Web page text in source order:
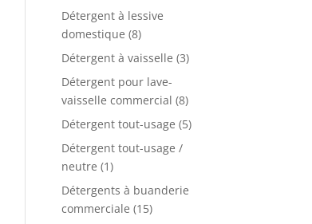
Détergent à lessive
domestique (8)
Détergent à vaisselle (3)
Détergent pour lave-
vaisselle commercial (8)
Détergent tout-usage (5)
Détergent tout-usage /
neutre (1)
Détergents à buanderie
commerciale (15)